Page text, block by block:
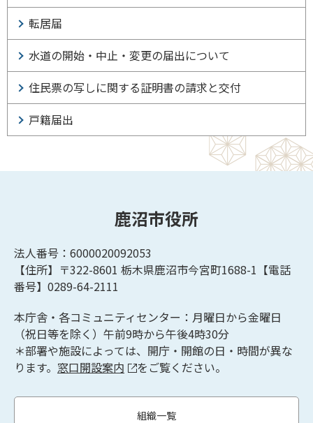
転居届
水道の開始・中止・変更の届出について
住民票の写しに関する証明書の請求と交付
戸籍届出
鹿沼市役所
法人番号：6000020092053
【住所】〒322-8601 栃木県鹿沼市今宮町1688-1【電話
番号】0289-64-2111
本庁舎・各コミュニティセンター：月曜日から金曜日
（祝日等を除く）午前9時から午後4時30分
＊部署や施設によっては、開庁・開館の日・時間が異な
ります。 窓口開設案内 をご覧ください。
組織一覧